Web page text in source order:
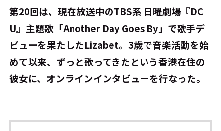
第20回は、現在放送中のTBS系 日曜劇場『DC
U』主題歌「Another Day Goes By」で歌手デ
ビューを果たしたLizabet。3歳で音楽活動を始
めて以来、ずっと歌ってきたという香港在住の
彼女に、オンラインインタビューを行なった。